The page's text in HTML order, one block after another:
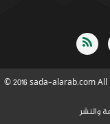
© 2016 sada-alarab.com All
والنشر